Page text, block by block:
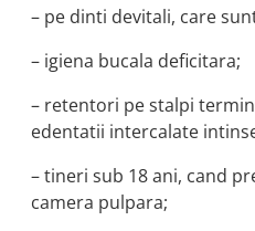
– pe dinti devitali, care
– igiena bucala deficitara;
– retentori pe stalpi
edentatii intercalate
– tineri sub 18 ani, cand
camera pulpara;